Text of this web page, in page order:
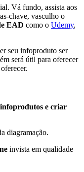
Vá fundo, assista aos
chave, vasculho o
EAD como o Udemy,
seu infoproduto ser
será útil para oferecer
e criar
diagramação.
invista em qualidade